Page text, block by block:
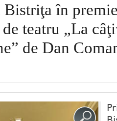
în
teatru „La
de Dan